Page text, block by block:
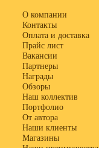
О компании
Контакты
Оплата и доставка
Прайс лист
Вакансии
Партнеры
Награды
Обзоры
Наш коллектив
Портфолио
От автора
Наши клиенты
Магазины